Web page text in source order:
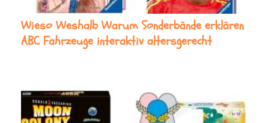
Wieso Weshalb Warum Sonderbände erklären
ABC Fahrzeuge interaktiv altersgerecht